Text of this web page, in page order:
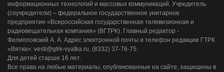
информационных технологий и массовых коммуникаций. Учредитель
(соучредители) – федеральное государственное унитарное
предприятие «Всероссийская государственная телевизионная и
радиовещательная компания» (ВГТРК). Главный редактор -
Филипповский А. А. Адрес электронной почты и телефон редакции ГТРК
«Вятка»: vesti@gtrk-vyatka.ru, (8332) 37-76-75.
Для детей старше 16 лет.
Все права на любые материалы, опубликованные на сайте, защищены в